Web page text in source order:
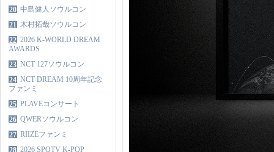
20 中島健人ソウルコン
21 木村拓哉ソウルコン
22 2026 K-WORLD DREAM
AWARDS
23 NCT 127ソウルコン
24 NCT DREAM 10周年記念
ファンミ
25 PLAVEコンサート
26 QWERソウルコン
27 RIIZEファンミ
28 2026 SPOTV K-POP